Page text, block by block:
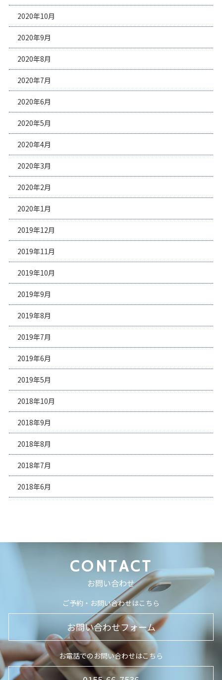
2020年10月
2020年9月
2020年8月
2020年7月
2020年6月
2020年5月
2020年4月
2020年3月
2020年2月
2020年1月
2019年12月
2019年11月
2019年10月
2019年9月
2019年8月
2019年7月
2019年6月
2019年5月
2018年10月
2018年9月
2018年8月
2018年7月
2018年6月
CONTACT
お問い合わせ
ご予約・お問い合わせはこちら
お問い合わせフォーム
お電話でのお問い合わせはこちら